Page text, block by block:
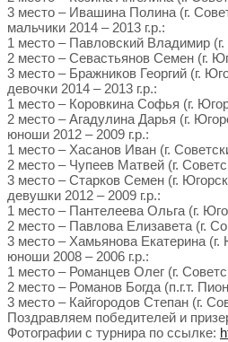
3 место – Ивашина Полина (г.
мальчики 2014 – 2013 г.р.:
1 место – Павловский Владимир (г.
2 место – Севастьянов Семен (г.
3 место – Бражников Георгий (г.
девочки 2014 – 2013 г.р.:
1 место – Коровкина Софья (г.
2 место – Агадулина Дарья (г.
юноши 2012 – 2009 г.р.:
1 место – Хасанов Иван (г.
2 место – Чупеев Матвей (г.
3 место – Старков Семен (г.
девушки 2012 – 2009 г.р.:
1 место – Пантелеева Ольга (г.
2 место – Павлова Елизавета (г.
3 место – Хамьянова Екатерина (г.
юноши 2008 – 2006 г.р.:
1 место – Романцев Олег (г.
2 место – Романов Богда (п.г.т.
3 место – Кайгородов Степан (г.
Поздравляем победителей и
Фотографии с турнира по ссылке: